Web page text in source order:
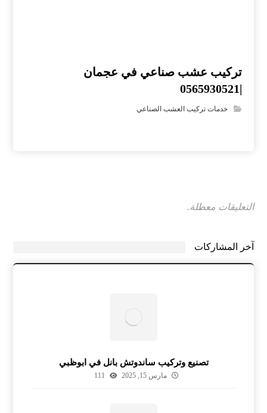
تركيب عشب صناعي في عجمان
|0565930521
خدمات تركيب العشب الصناعي
التعليقات معطلة.
آخر المشاركات
تصنيع وتركيب ساندوتش بانل في ابوظبي
مارس 15, 2025 111